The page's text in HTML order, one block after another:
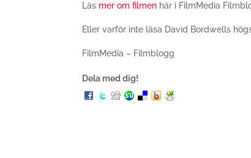
Läs mer om filmen här i FilmMedia
Eller varför inte läsa David Bordwells
FilmMedia – Filmblogg
Dela med dig!